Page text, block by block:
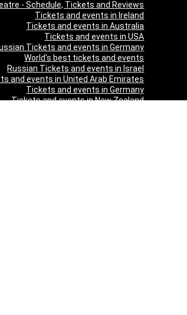
- Schedule, Tickets and Reviews
Tickets and events in Ireland
Tickets and events in Australia
Tickets and events in USA
Tickets and events in Germany
World’s best tickets and events
Russian Tickets and events in Israel
and events in United Arab Emirates
Tickets and events in Germany
Tickets and events in New Zealand